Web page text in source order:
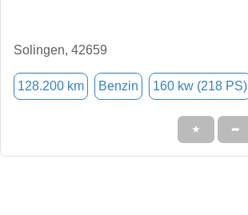
Solingen, 42659
128.200 km Benzin 160 kw (218 PS)
★ ➦